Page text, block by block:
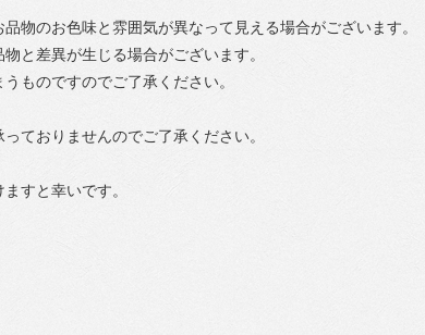
物のお色味と雰囲気が異なって見える場合がございます。
と差異が生じる場合がございます。
ものですのでご了承ください。
ておりませんのでご了承ください。
すと幸いです。